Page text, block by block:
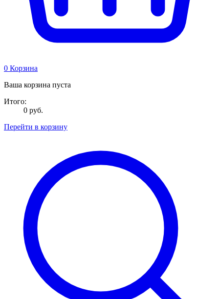
0 Корзина
Ваша корзина пуста
Итого:
0 руб.
Перейти в корзину